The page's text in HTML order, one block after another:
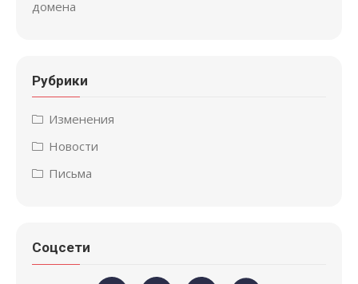
домена
Рубрики
Изменения
Новости
Письма
Соцсети